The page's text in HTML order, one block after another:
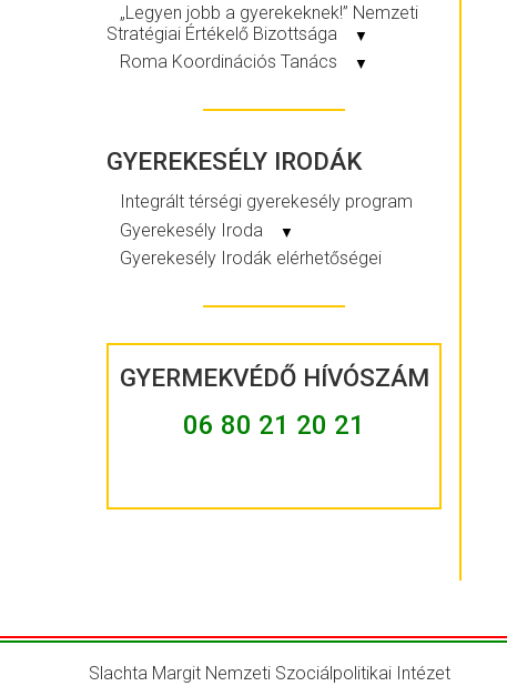
„Legyen jobb a gyerekeknek!” Nemzeti
Stratégiai Értékelő Bizottsága
▼
Roma Koordinációs Tanács ▼
GYEREKESÉLY IRODÁK
Integrált térségi gyerekesély program
Gyerekesély Iroda
▼
Gyerekesély Irodák elérhetőségei
GYERMEKVÉDŐ HÍVÓSZÁM
06 80 21 20 21
Slachta Margit Nemzeti Szociálpolitikai Intézet